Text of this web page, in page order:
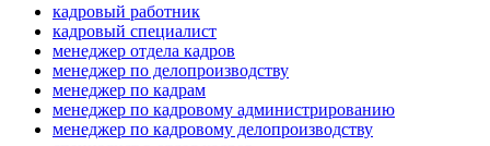
кадровый работник
кадровый специалист
менеджер отдела кадров
менеджер по делопроизводству
менеджер по кадрам
менеджер по кадровому администрированию
менеджер по кадровому делопроизводству